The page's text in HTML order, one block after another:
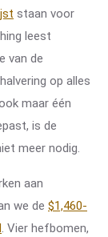
staan voor
leest
van de
op alles
maar één
is de
meer nodig.
aan
we de $1,460-
. Vier hefbomen,